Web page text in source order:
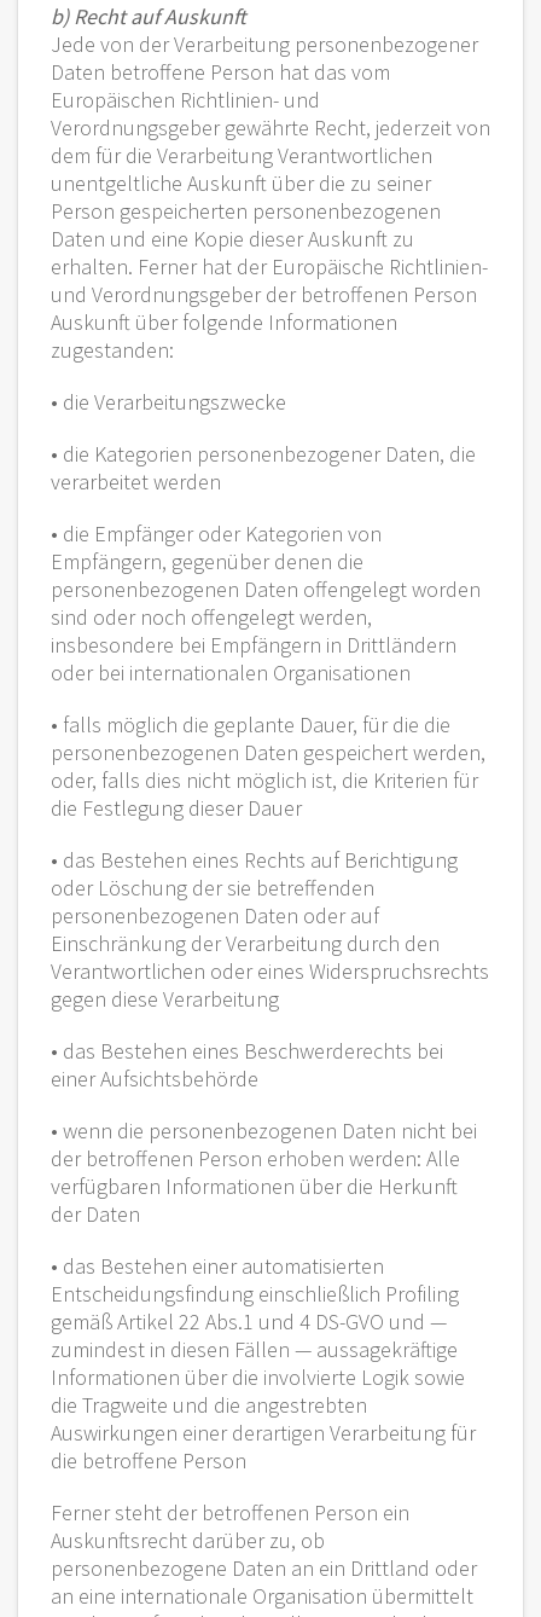
b) Recht auf Auskunft
Jede von der Verarbeitung personenbezogener
Daten betroffene Person hat das vom
Europäischen Richtlinien- und
Verordnungsgeber gewährte Recht, jederzeit von
dem für die Verarbeitung Verantwortlichen
unentgeltliche Auskunft über die zu seiner
Person gespeicherten personenbezogenen
Daten und eine Kopie dieser Auskunft zu
erhalten. Ferner hat der Europäische Richtlinien-
und Verordnungsgeber der betroffenen Person
Auskunft über folgende Informationen
zugestanden:
• die Verarbeitungszwecke
• die Kategorien personenbezogener Daten, die
verarbeitet werden
• die Empfänger oder Kategorien von
Empfängern, gegenüber denen die
personenbezogenen Daten offengelegt worden
sind oder noch offengelegt werden,
insbesondere bei Empfängern in Drittländern
oder bei internationalen Organisationen
• falls möglich die geplante Dauer, für die die
personenbezogenen Daten gespeichert werden,
oder, falls dies nicht möglich ist, die Kriterien für
die Festlegung dieser Dauer
• das Bestehen eines Rechts auf Berichtigung
oder Löschung der sie betreffenden
personenbezogenen Daten oder auf
Einschränkung der Verarbeitung durch den
Verantwortlichen oder eines Widerspruchsrechts
gegen diese Verarbeitung
• das Bestehen eines Beschwerderechts bei
einer Aufsichtsbehörde
• wenn die personenbezogenen Daten nicht bei
der betroffenen Person erhoben werden: Alle
verfügbaren Informationen über die Herkunft
der Daten
• das Bestehen einer automatisierten
Entscheidungsfindung einschließlich Profiling
gemäß Artikel 22 Abs.1 und 4 DS-GVO und —
zumindest in diesen Fällen — aussagekräftige
Informationen über die involvierte Logik sowie
die Tragweite und die angestrebten
Auswirkungen einer derartigen Verarbeitung für
die betroffene Person
Ferner steht der betroffenen Person ein
Auskunftsrecht darüber zu, ob
personenbezogene Daten an ein Drittland oder
an eine internationale Organisation übermittelt